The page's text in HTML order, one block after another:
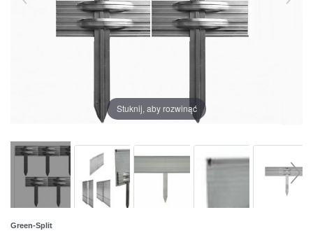
Stuknij, aby rozwinąć
Green-Split